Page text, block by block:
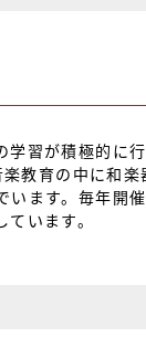
習が積極的に
教育の中に和
ます。毎年開
います。